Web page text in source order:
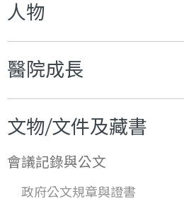
人物
醫院成長
文物/文件及藏書
會議記錄與公文
政府公文規章與證書